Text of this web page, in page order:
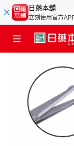
日藥本舖
立刻使用官方